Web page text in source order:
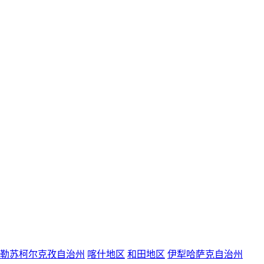
苏柯尔克孜自治州 喀什地区 和田地区 伊犁哈萨克自治州